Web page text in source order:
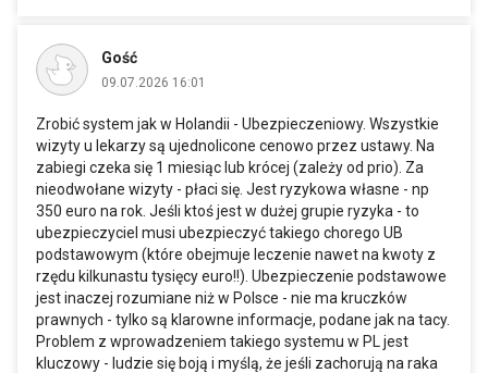
Gość
09.07.2026 16:01
Zrobić system jak w Holandii - Ubezpieczeniowy. Wszystkie
wizyty u lekarzy są ujednolicone cenowo przez ustawy. Na
zabiegi czeka się 1 miesiąc lub krócej (zależy od prio). Za
nieodwołane wizyty - płaci się. Jest ryzykowa własne - np
350 euro na rok. Jeśli ktoś jest w dużej grupie ryzyka - to
ubezpieczyciel musi ubezpieczyć takiego chorego UB
podstawowym (które obejmuje leczenie nawet na kwoty z
rzędu kilkunastu tysięcy euro!!). Ubezpieczenie podstawowe
jest inaczej rozumiane niż w Polsce - nie ma kruczków
prawnych - tylko są klarowne informacje, podane jak na tacy.
Problem z wprowadzeniem takiego systemu w PL jest
kluczowy - ludzie się boją i myślą, że jeśli zachorują na raka